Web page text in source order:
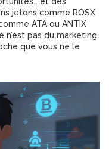
jetons comme ROSX
ATA ou ANTIX
pas du marketing.
que vous ne le